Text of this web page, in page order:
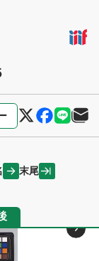
末尾